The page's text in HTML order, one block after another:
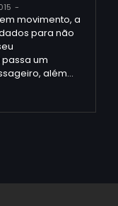
-
movimento, a
para não
um
além…